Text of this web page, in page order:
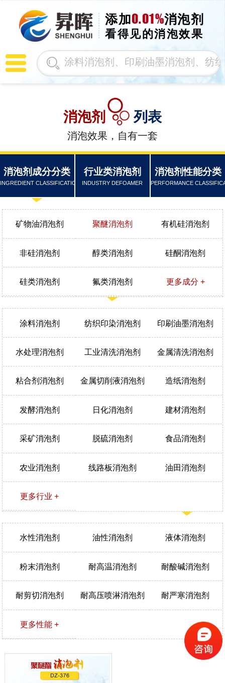
添加0.01%消泡剂
看得见的消泡效果
消泡剂 列表
消泡效果，自有一套
消泡剂成分分类
INGREDIENT CLASSIFICATION
矿物油消泡剂 聚醚消泡剂 有机硅消泡剂
非硅消泡剂 醇类消泡剂 硅酮消泡剂
硅类消泡剂 氟类消泡剂 更多成分 +
行业类消泡剂
INDUSTRY DEFOAMER
涂料消泡剂 纺织印染消泡剂 印刷油墨消泡剂
水处理消泡剂 工业清洗消泡剂 金属清洗消泡剂
粘合剂消泡剂 金属切削液消泡剂 造纸消泡剂
发酵消泡剂 日化消泡剂 建材消泡剂
采矿消泡剂 脱硫消泡剂 食品消泡剂
农业消泡剂 线路板消泡剂 油田消泡剂
更多行业 +
消泡剂性能分类
PERFORMANCE
水性消泡剂 油性消泡剂 液体消泡剂
粉末消泡剂 耐高温消泡剂 耐酸碱消泡剂
耐剪切消泡剂 耐高压喷淋消泡剂 耐严寒消泡剂
更多性能 +